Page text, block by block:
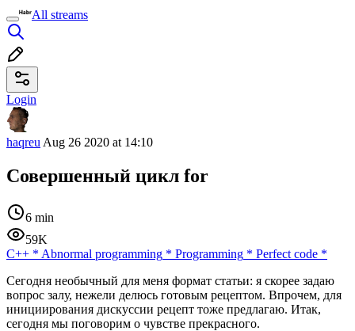
All streams
Login
haqreu Aug 26 2020 at 14:10
Совершенный цикл for
6 min
59K
C++ * Abnormal programming * Programming * Perfect code *
Сегодня необычный для меня формат статьи: я скорее задаю
вопрос залу, нежели делюсь готовым рецептом. Впрочем, для
инициирования дискуссии рецепт тоже предлагаю. Итак,
сегодня мы поговорим о чувстве прекрасного.